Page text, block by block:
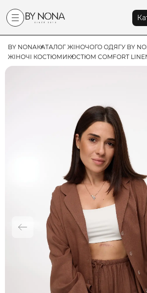
BY NONAКАТАЛОГ ЖІНОЧОГО ОДЯГУ BY
ЖІНОЧІ КОСТЮМИКОСТЮМ COMFORT